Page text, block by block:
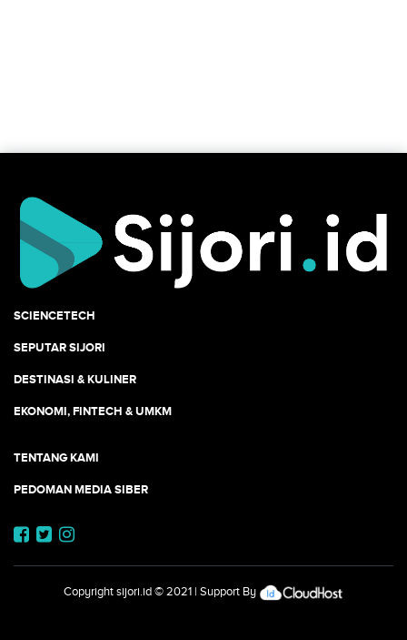
SCIENCETECH
SEPUTAR SIJORI
DESTINASI & KULINER
EKONOMI, FINTECH & UMKM
TENTANG KAMI
PEDOMAN MEDIA SIBER
Copyright sijori.id© 2021 | Support By